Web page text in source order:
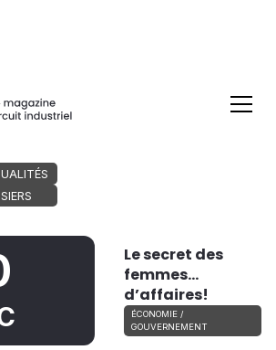
Le secret des
femmes…
d’affaires!
ÉCONOMIE /
GOUVERNEMENT